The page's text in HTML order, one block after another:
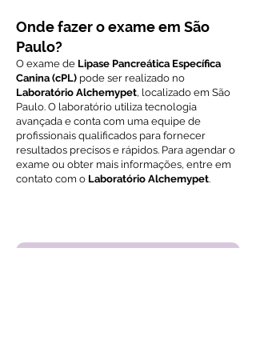
Onde fazer o exame em São
Paulo?
O exame de Lipase Pancreática Específica
Canina (cPL) pode ser realizado no
Laboratório Alchemypet, localizado em São
Paulo. O laboratório utiliza tecnologia
avançada e conta com uma equipe de
profissionais qualificados para fornecer
resultados precisos e rápidos. Para agendar o
exame ou obter mais informações, entre em
contato com o Laboratório Alchemypet.